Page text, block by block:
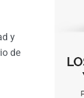
y
de